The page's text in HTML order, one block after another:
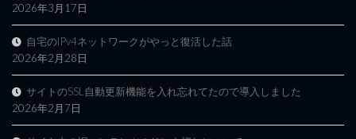
2026年3月17日
自宅のIPv4ネットワークがやっと復活した話
2026年2月28日
サイトのSSL自動更新機能を入れ忘れてたので導入しました
2026年2月7日